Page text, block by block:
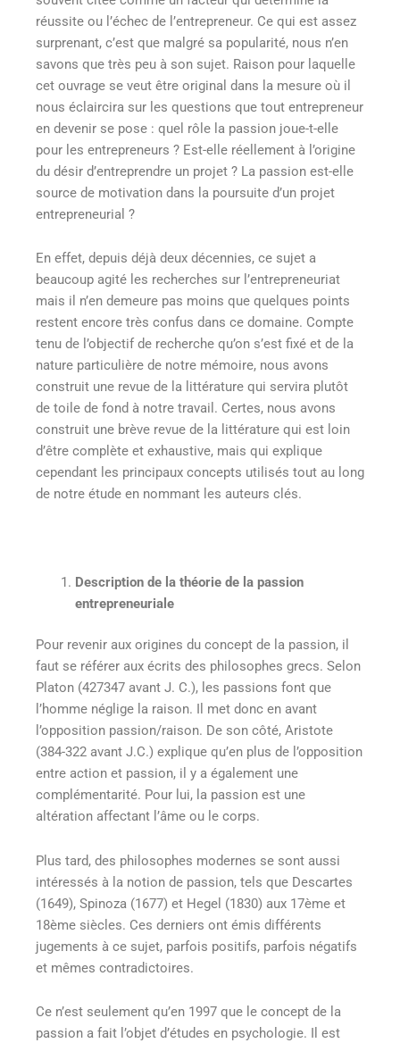
réussite ou l’échec de l’entrepreneur. Ce qui est assez
surprenant, c’est que malgré sa popularité, nous n’en
savons que très peu à son sujet. Raison pour laquelle
cet ouvrage se veut être original dans la mesure où il
nous éclaircira sur les questions que tout entrepreneur
en devenir se pose : quel rôle la passion joue-t-elle
pour les entrepreneurs ? Est-elle réellement à l’origine
du désir d’entreprendre un projet ? La passion est-elle
source de motivation dans la poursuite d’un projet
entrepreneurial ?
En effet, depuis déjà deux décennies, ce sujet a
beaucoup agité les recherches sur l’entrepreneuriat
mais il n’en demeure pas moins que quelques points
restent encore très confus dans ce domaine. Compte
tenu de l’objectif de recherche qu’on s’est fixé et de la
nature particulière de notre mémoire, nous avons
construit une revue de la littérature qui servira plutôt
de toile de fond à notre travail. Certes, nous avons
construit une brève revue de la littérature qui est loin
d’être complète et exhaustive, mais qui explique
cependant les principaux concepts utilisés tout au long
de notre étude en nommant les auteurs clés.
Description de la théorie de la passion
entrepreneuriale
Pour revenir aux origines du concept de la passion, il
faut se référer aux écrits des philosophes grecs. Selon
Platon (427347 avant J. C.), les passions font que
l’homme néglige la raison. Il met donc en avant
l’opposition passion/raison. De son côté, Aristote
(384-322 avant J.C.) explique qu’en plus de l’opposition
entre action et passion, il y a également une
complémentarité. Pour lui, la passion est une
altération affectant l’âme ou le corps.
Plus tard, des philosophes modernes se sont aussi
intéressés à la notion de passion, tels que Descartes
(1649), Spinoza (1677) et Hegel (1830) aux 17ème et
18ème siècles. Ces derniers ont émis différents
jugements à ce sujet, parfois positifs, parfois négatifs
et mêmes contradictoires.
Ce n’est seulement qu’en 1997 que le concept de la
passion a fait l’objet d’études en psychologie. Il est